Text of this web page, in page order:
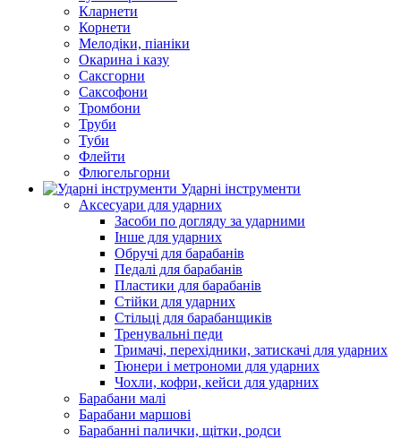
Кларнети
Корнети
Мелодіки, піаніки
Окарина і казу
Саксгорни
Саксофони
Тромбони
Труби
Туби
Флейти
Флюгельгорни
Ударні інструменти
Аксесуари для ударних
Засоби по догляду за ударними
Інше для ударних
Обручі для барабанів
Педалі для барабанів
Пластики для барабанів
Стійки для ударних
Стільці для барабанщиків
Тренувальні педи
Тримачі, перехідники, затискачі для ударних
Тюнери і метрономи для ударних
Чохли, кофри, кейси для ударних
Барабани малі
Барабани маршові
Барабанні палички, щітки, родси